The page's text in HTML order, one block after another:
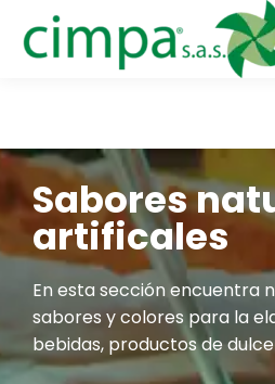
Sabores
artificales
En esta sección encuentra
sabores y colores para la
bebidas, productos de